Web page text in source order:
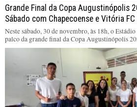
Grande Final da Copa Augustinópolis
Sábado com Chapecoense e Vitória FC
Neste sábado, 30 de novembro, às 18h, o
palco da grande final da Copa Augustinópolis